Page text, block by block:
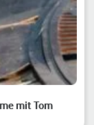
mit Tom